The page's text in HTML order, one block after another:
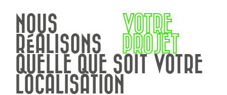
NOUS
RÉALISONS
VOTRE
PROJET
QUELLE QUE SOIT VOTRE
LOCALISATION